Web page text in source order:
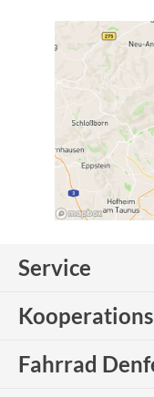
Service
Fahrrad